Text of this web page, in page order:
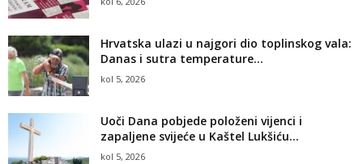
Hrvatska ulazi u najgori dio toplinskog vala:
Danas i sutra temperature...
kol 5, 2026
Uoči Dana pobjede položeni vijenci i
zapaljene svijeće u Kaštel Lukšiću...
kol 5, 2026